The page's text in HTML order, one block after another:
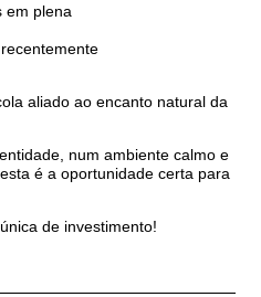
em plena
aliado ao encanto natural da
num ambiente calmo e
é a oportunidade certa para
de investimento!